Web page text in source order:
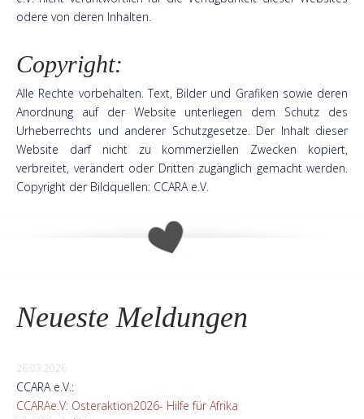
odere von deren Inhalten.
Copyright:
Alle Rechte vorbehalten. Text, Bilder und Grafiken sowie deren
Anordnung auf der Website unterliegen dem Schutz des
Urheberrechts und anderer Schutzgesetze. Der Inhalt dieser
Website darf nicht zu kommerziellen Zwecken kopiert,
verbreitet, verändert oder Dritten zugänglich gemacht werden.
Copyright der Bildquellen: CCARA e.V.
Neueste Meldungen
26.03.2026
CCARA e.V.:
CCARAe.V: Osteraktion2026- Hilfe für Afrika